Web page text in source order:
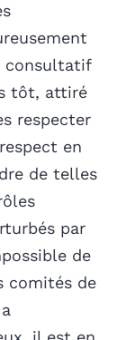
consultatif
tôt, attiré
respecter
en
de telles
par
de
comités de